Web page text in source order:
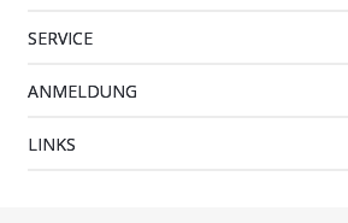
SERVICE
ANMELDUNG
LINKS